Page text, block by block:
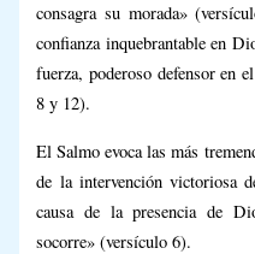
consagra su morada»
confianza inquebrantable en
fuerza, poderoso defensor en
8 y 12).
El Salmo evoca las más
de la intervención victoriosa
causa de la presencia de
socorre» (versículo 6).